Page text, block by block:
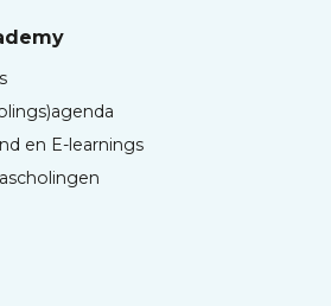
en E-learnings